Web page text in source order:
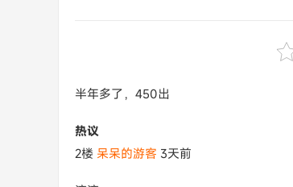
半年多了，450出
热议
2楼 呆呆的游客 3天前